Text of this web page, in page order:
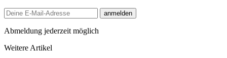
anmelden
Abmeldung jederzeit möglich
Weitere Artikel